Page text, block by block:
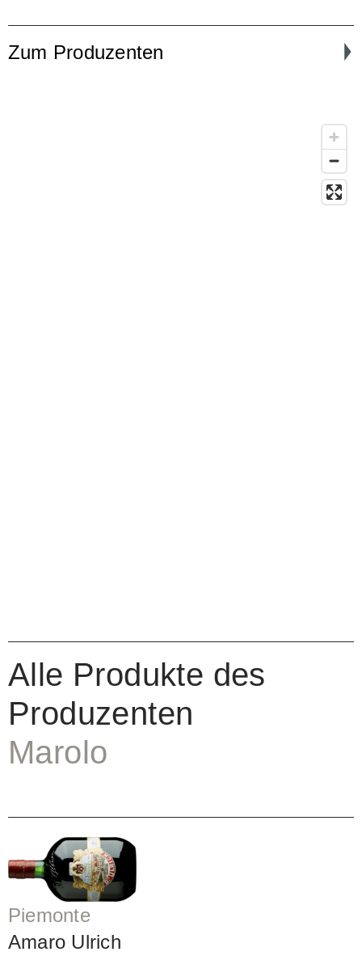
Zum Produzenten
Alle Produkte des
Produzenten
Marolo
Piemonte
Amaro Ulrich